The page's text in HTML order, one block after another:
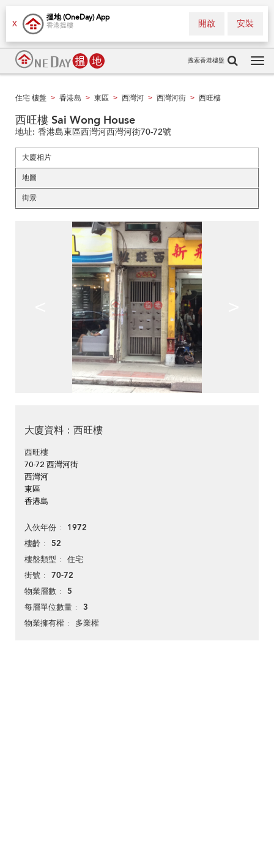
X
搵地 (OneDay) App
香港搵樓 安裝
開啟
搜索香港樓盤
住宅 樓盤 > 香港島 > 東區 > 西灣河 > 西灣河街 > 西旺樓
西旺樓 Sai Wong House
地址: 香港島東區西灣河西灣河街70-72號
大廈相片
地圖
街景
大廈資料：西旺樓
西旺樓
70-72 西灣河街
西灣河
東區
香港島
入伙年份 1972
樓齡 52
樓盤類型 住宅
街號 70-72
物業層數 5
每層單位數量 3
物業擁有權 多業權